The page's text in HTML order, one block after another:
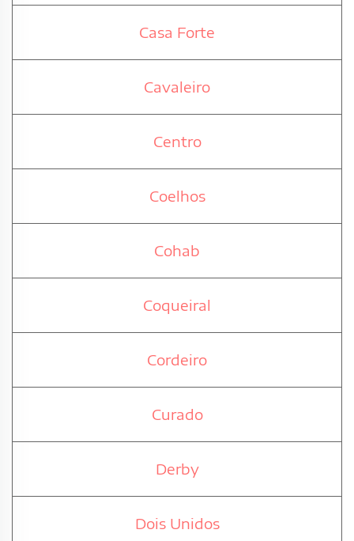
Casa Forte
Cavaleiro
Centro
Coelhos
Cohab
Coqueiral
Cordeiro
Curado
Derby
Dois Unidos